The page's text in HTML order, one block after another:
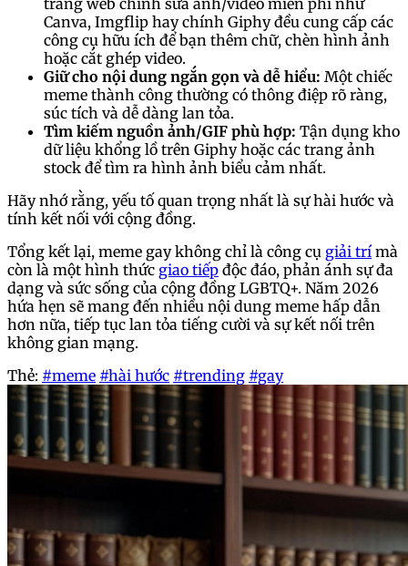
Canva, Imgflip hay chính Giphy đều cung cấp các
công cụ hữu ích để bạn thêm chữ, chèn hình ảnh
hoặc cắt ghép video.
Giữ cho nội dung ngắn gọn và dễ hiểu: Một chiếc
meme thành công thường có thông điệp rõ ràng,
súc tích và dễ dàng lan tỏa.
Tìm kiếm nguồn ảnh/GIF phù hợp: Tận dụng kho
dữ liệu khổng lồ trên Giphy hoặc các trang ảnh
stock để tìm ra hình ảnh biểu cảm nhất.
Hãy nhớ rằng, yếu tố quan trọng nhất là sự hài hước và
tính kết nối với cộng đồng.
Tổng kết lại, meme gay không chỉ là công cụ giải trí mà
còn là một hình thức giao tiếp độc đáo, phản ánh sự đa
dạng và sức sống của cộng đồng LGBTQ+. Năm 2026
hứa hẹn sẽ mang đến nhiều nội dung meme hấp dẫn
hơn nữa, tiếp tục lan tỏa tiếng cười và sự kết nối trên
không gian mạng.
Thẻ: #meme #hài hước #trending #gay